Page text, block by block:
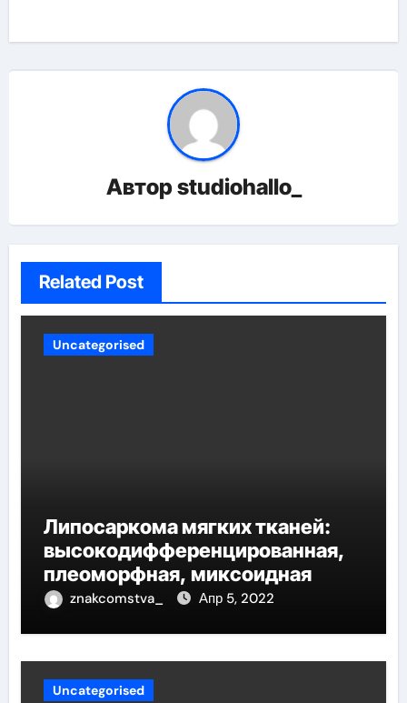
Авторstudiohallo_
Related Post
Uncategorised
Липосаркома мягких тканей:
высокодифференцированная,
плеоморфная, миксоидная
znakcomstva_ Апр 5, 2022
Uncategorised